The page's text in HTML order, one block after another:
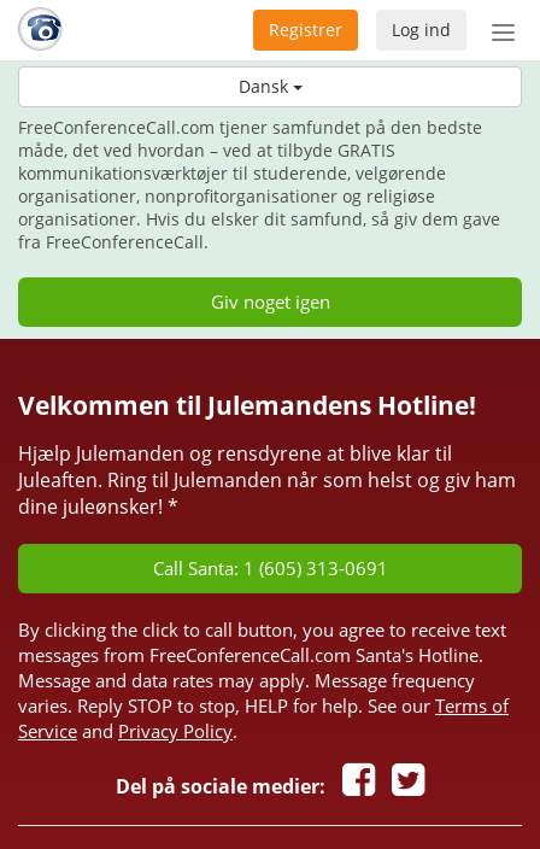
Dansk
Slå
Log ind
Registrer
Her til jul, giv gaven af kommunikation.
FreeConferenceCall.com tjener samfundet på den bedste
måde, det ved hvordan – ved at tilbyde GRATIS
kommunikationsværktøjer til studerende, velgørende
organisationer, nonprofitorganisationer og religiøse
organisationer. Hvis du elsker dit samfund, så giv dem gave
fra FreeConferenceCall.
Giv noget igen
Velkommen til Julemandens Hotline!
Hjælp Julemanden og rensdyrene at blive klar til
Juleaften. Ring til Julemanden når som helst og giv ham
dine juleønsker! *
Call Santa: 1 (605) 313-0691
By clicking the click to call button, you agree to receive text
messages from FreeConferenceCall.com Santa's Hotline.
Message and data rates may apply. Message frequency
varies. Reply STOP to stop, HELP for help. See our Terms of
Service and Privacy Policy.
Del på sociale medier: